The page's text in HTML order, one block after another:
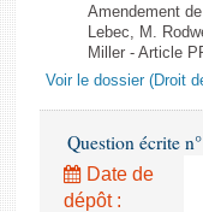
Amendement
Lebec, M.
Miller - Article
Voir le dossier (Droit
Question écrite
Date de
dépôt :